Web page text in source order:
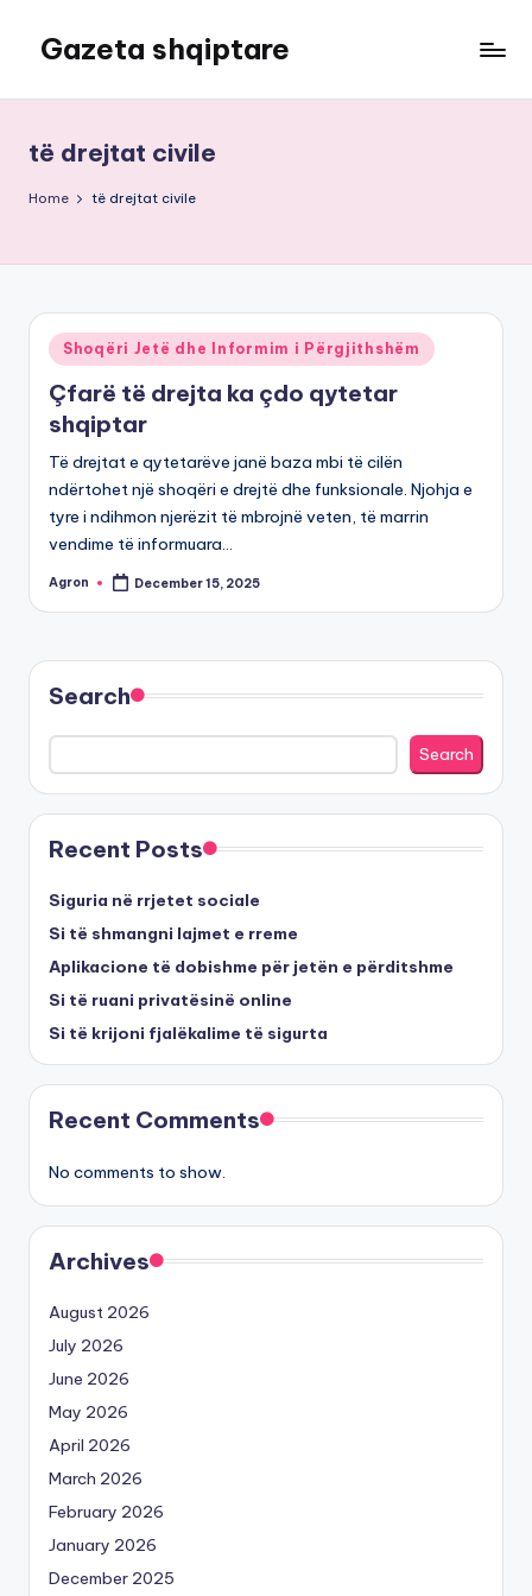
content
Gazeta shqiptare
të drejtat civile
Home të drejtat civile
Posted
in
Shoqëri Jetë dhe Informim i Përgjithshëm
Çfarë të drejta ka çdo qytetar
shqiptar
Të drejtat e qytetarëve janë baza mbi të cilën
ndërtohet një shoqëri e drejtë dhe funksionale. Njohja e
tyre i ndihmon njerëzit të mbrojnë veten, të marrin
vendime të informuara…
Posted
Agron December 15, 2025
Search
Search
Recent Posts
Siguria në rrjetet sociale
Si të shmangni lajmet e rreme
Aplikacione të dobishme për jetën e përditshme
Si të ruani privatësinë online
Si të krijoni fjalëkalime të sigurta
Recent Comments
No comments to show.
Archives
August 2026
July 2026
June 2026
May 2026
April 2026
March 2026
February 2026
January 2026
December 2025